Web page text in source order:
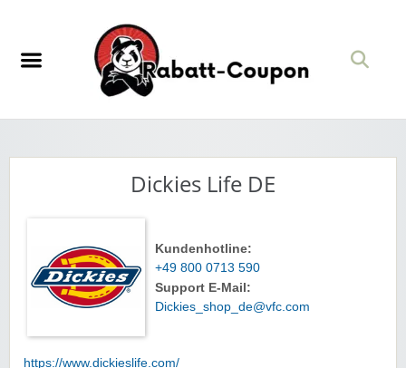
Dickies Life DE
Kundenhotline:
+49 800 0713 590
Support E-Mail:
Dickies_shop_de@vfc.com
https://www.dickieslife.com/